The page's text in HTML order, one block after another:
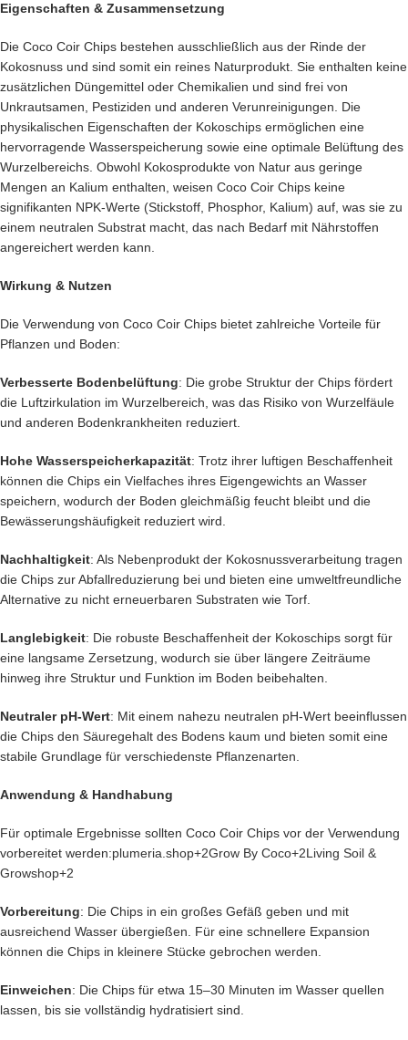
Eigenschaften & Zusammensetzung
Die Coco Coir Chips bestehen ausschließlich aus der Rinde der
Kokosnuss und sind somit ein reines Naturprodukt. Sie enthalten keine
zusätzlichen Düngemittel oder Chemikalien und sind frei von
Unkrautsamen, Pestiziden und anderen Verunreinigungen. Die
physikalischen Eigenschaften der Kokoschips ermöglichen eine
hervorragende Wasserspeicherung sowie eine optimale Belüftung des
Wurzelbereichs. Obwohl Kokosprodukte von Natur aus geringe
Mengen an Kalium enthalten, weisen Coco Coir Chips keine
signifikanten NPK-Werte (Stickstoff, Phosphor, Kalium) auf, was sie zu
einem neutralen Substrat macht, das nach Bedarf mit Nährstoffen
angereichert werden kann.​
Wirkung & Nutzen
Die Verwendung von Coco Coir Chips bietet zahlreiche Vorteile für
Pflanzen und Boden:​
Verbesserte Bodenbelüftung: Die grobe Struktur der Chips fördert
die Luftzirkulation im Wurzelbereich, was das Risiko von Wurzelfäule
und anderen Bodenkrankheiten reduziert.​
Hohe Wasserspeicherkapazität: Trotz ihrer luftigen Beschaffenheit
können die Chips ein Vielfaches ihres Eigengewichts an Wasser
speichern, wodurch der Boden gleichmäßig feucht bleibt und die
Bewässerungshäufigkeit reduziert wird.​
Nachhaltigkeit: Als Nebenprodukt der Kokosnussverarbeitung tragen
die Chips zur Abfallreduzierung bei und bieten eine umweltfreundliche
Alternative zu nicht erneuerbaren Substraten wie Torf.​
Langlebigkeit: Die robuste Beschaffenheit der Kokoschips sorgt für
eine langsame Zersetzung, wodurch sie über längere Zeiträume
hinweg ihre Struktur und Funktion im Boden beibehalten.​
Neutraler pH-Wert: Mit einem nahezu neutralen pH-Wert beeinflussen
die Chips den Säuregehalt des Bodens kaum und bieten somit eine
stabile Grundlage für verschiedenste Pflanzenarten.​
Anwendung & Handhabung
Für optimale Ergebnisse sollten Coco Coir Chips vor der Verwendung
vorbereitet werden:​plumeria.shop+2Grow By Coco+2Living Soil &
Growshop+2
Vorbereitung: Die Chips in ein großes Gefäß geben und mit
ausreichend Wasser übergießen. Für eine schnellere Expansion
können die Chips in kleinere Stücke gebrochen werden.​
Einweichen: Die Chips für etwa 15–30 Minuten im Wasser quellen
lassen, bis sie vollständig hydratisiert sind.​